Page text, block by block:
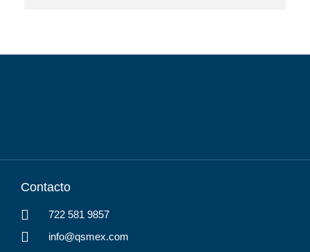
Contacto
722 581 9857
info@qsmex.com